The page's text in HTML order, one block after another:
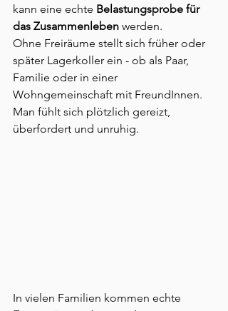
kann eine echte Belastungsprobe für
das Zusammenleben werden.
Ohne Freiräume stellt sich früher oder
später Lagerkoller ein - ob als Paar,
Familie oder in einer
Wohngemeinschaft mit FreundInnen.
Man fühlt sich plötzlich gereizt,
überfordert und unruhig.
In vielen Familien kommen echte